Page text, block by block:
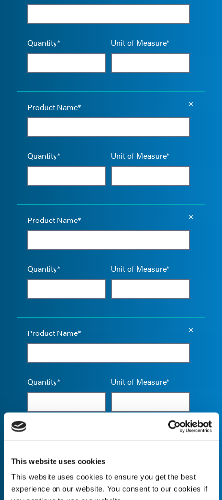
This website uses cookies
This website uses cookies to ensure you get the best
experience on our website. You consent to our cookies if
Quantity* Unit of Measure*
Product Name*
Quantity* Unit of Measure*
Product Name*
Quantity* Unit of Measure*
Product Name*
Quantity* Unit of Measure*
Quantity* Unit of Measure*